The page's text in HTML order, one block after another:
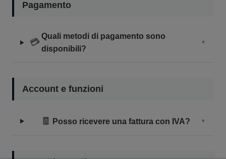
Pagamento
💳
Quali metodi di pagamento sono
disponibili?
▼
Account e funzioni
🧾 Posso ricevere una fattura con IVA? ▼